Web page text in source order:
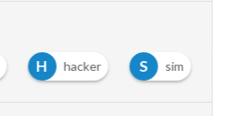
H hacker S sim